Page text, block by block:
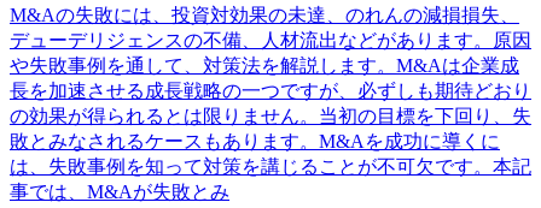
M&Aの失敗には、投資対効果の未達、のれんの減損損失、
デューデリジェンスの不備、人材流出などがあります。原因
や失敗事例を通して、対策法を解説します。M&Aは企業成
長を加速させる成長戦略の一つですが、必ずしも期待どおり
の効果が得られるとは限りません。当初の目標を下回り、失
敗とみなされるケースもあります。M&Aを成功に導くに
は、失敗事例を知って対策を講じることが不可欠です。本記
事では、M&Aが失敗とみ